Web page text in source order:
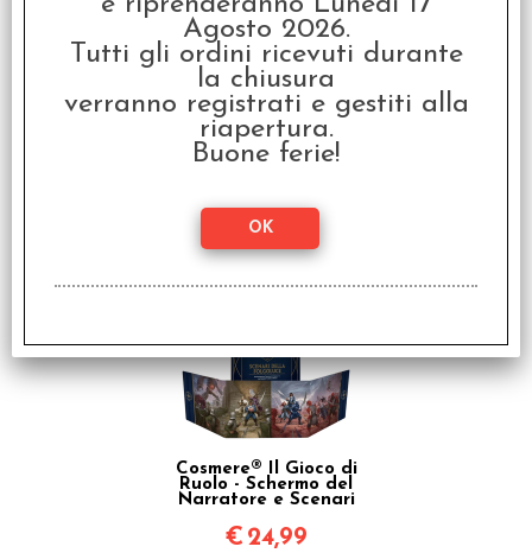
39,99
Cosmere® Il Gioco di
Ruolo - Schermo del
Narratore e Scenari
€ 24,99
Agosto 2026.
Tutti gli ordini ricevuti durante
la chiusura
verranno registrati e gestiti alla
riapertura.
Buone ferie!